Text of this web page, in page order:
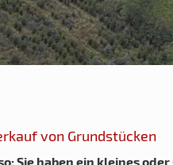
von Grundstücken
Sie haben ein kleines